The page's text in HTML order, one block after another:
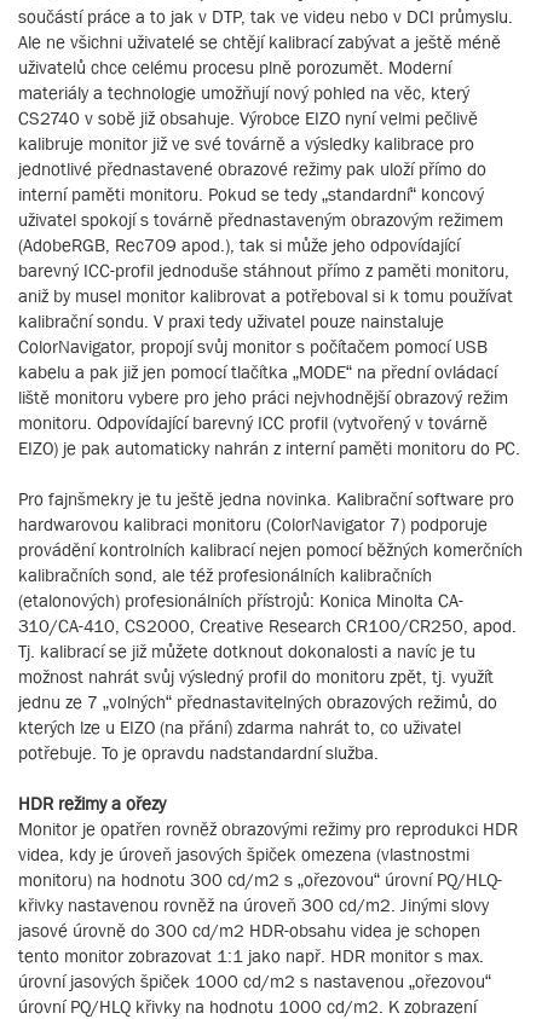
součástí práce a to jak v DTP, tak ve videu nebo v DCI průmyslu.
Ale ne všichni uživatelé se chtějí kalibrací zabývat a ještě méně
uživatelů chce celému procesu plně porozumět. Moderní
materiály a technologie umožňují nový pohled na věc, který
CS2740 v sobě již obsahuje. Výrobce EIZO nyní velmi pečlivě
kalibruje monitor již ve své továrně a výsledky kalibrace pro
jednotlivé přednastavené obrazové režimy pak uloží přímo do
interní paměti monitoru. Pokud se tedy „standardní“ koncový
uživatel spokojí s továrně přednastaveným obrazovým režimem
(AdobeRGB, Rec709 apod.), tak si může jeho odpovídající
barevný ICC-profil jednoduše stáhnout přímo z paměti monitoru,
aniž by musel monitor kalibrovat a potřeboval si k tomu používat
kalibrační sondu. V praxi tedy uživatel pouze nainstaluje
ColorNavigator, propojí svůj monitor s počítačem pomocí USB
kabelu a pak již jen pomocí tlačítka „MODE“ na přední ovládací
liště monitoru vybere pro jeho práci nejvhodnější obrazový režim
monitoru. Odpovídající barevný ICC profil (vytvořený v továrně
EIZO) je pak automaticky nahrán z interní paměti monitoru do PC.
Pro fajnšmekry je tu ještě jedna novinka. Kalibrační software pro
hardwarovou kalibraci monitoru (ColorNavigator 7) podporuje
provádění kontrolních kalibrací nejen pomocí běžných komerčních
kalibračních sond, ale též profesionálních kalibračních
(etalonových) profesionálních přístrojů: Konica Minolta CA-
310/CA-410, CS2000, Creative Research CR100/CR250, apod.
Tj. kalibrací se již můžete dotknout dokonalosti a navíc je tu
možnost nahrát svůj výsledný profil do monitoru zpět, tj. využít
jednu ze 7 „volných“ přednastavitelných obrazových režimů, do
kterých lze u EIZO (na přání) zdarma nahrát to, co uživatel
potřebuje. To je opravdu nadstandardní služba.
HDR režimy a ořezy
Monitor je opatřen rovněž obrazovými režimy pro reprodukci HDR
videa, kdy je úroveň jasových špiček omezena (vlastnostmi
monitoru) na hodnotu 300 cd/m2 s „ořezovou“ úrovní PQ/HLQ-
křivky nastavenou rovněž na úroveň 300 cd/m2. Jinými slovy
jasové úrovně do 300 cd/m2 HDR-obsahu videa je schopen
tento monitor zobrazovat 1:1 jako např. HDR monitor s max.
úrovní jasových špiček 1000 cd/m2 s nastavenou „ořezovou“
úrovní PQ/HLQ křivky na hodnotu 1000 cd/m2. K zobrazení